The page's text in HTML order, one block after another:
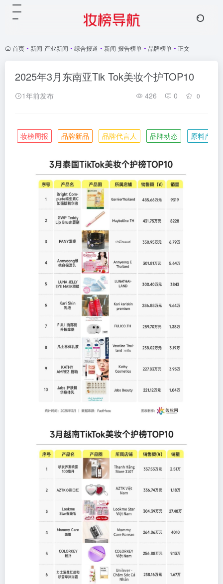
首页 • 新闻-产业新闻 • 综合报道 • 新闻-报告榜单 • 品牌榜单 • 正文
2025年3月东南亚Tik Tok美妆个护TOP10
1年前发布 426 0 0
妆榜周报 品牌新品 品牌代言人 品牌动态 原料产业